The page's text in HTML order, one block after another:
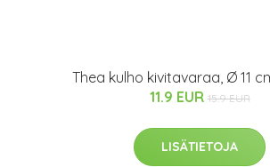
Thea kulho kivitavaraa, Ø 11
11.9 EUR 15.9 EUR
LISÄTIETOJA